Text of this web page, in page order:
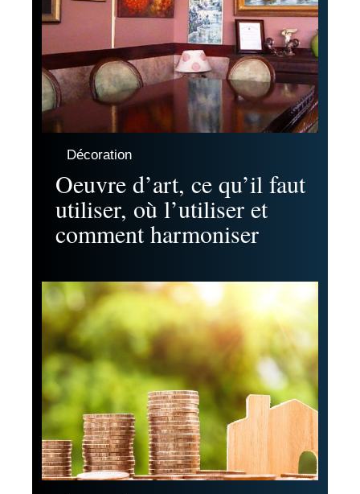
Décoration
Oeuvre d’art, ce qu’il faut
utiliser, où l’utiliser et
comment harmoniser